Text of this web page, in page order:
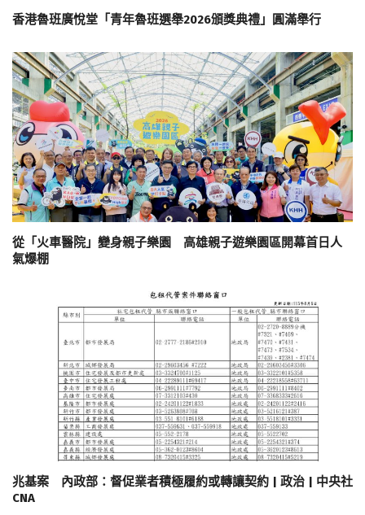
香港魯班廣悅堂「青年魯班選舉2026頒獎典禮」圓滿舉行
從「火車醫院」變身親子樂園 高雄親子遊樂園區開幕首日人
氣爆棚
兆基案 內政部：督促業者積極履約或轉讓契約 | 政治 | 中央社
CNA